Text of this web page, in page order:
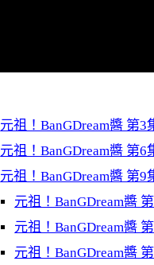
元祖！BanGDream醬 第3
元祖！BanGDream醬 第6
元祖！BanGDream醬 第9
元祖！BanGDream醬
元祖！BanGDream醬
元祖！BanGDream醬